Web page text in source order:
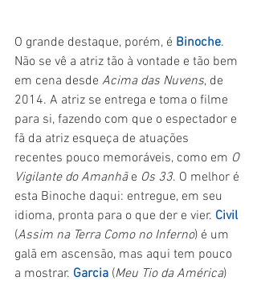
O grande destaque, porém, é Binoche.
Não se vê a atriz tão à vontade e tão bem
em cena desde Acima das Nuvens, de
2014. A atriz se entrega e toma o filme
para si, fazendo com que o espectador e
fã da atriz esqueça de atuações
recentes pouco memoráveis, como em O
Vigilante do Amanhã e Os 33. O melhor é
esta Binoche daqui: entregue, em seu
idioma, pronta para o que der e vier. Civil
(Assim na Terra Como no Inferno) é um
galã em ascensão, mas aqui tem pouco
a mostrar. Garcia (Meu Tio da América)